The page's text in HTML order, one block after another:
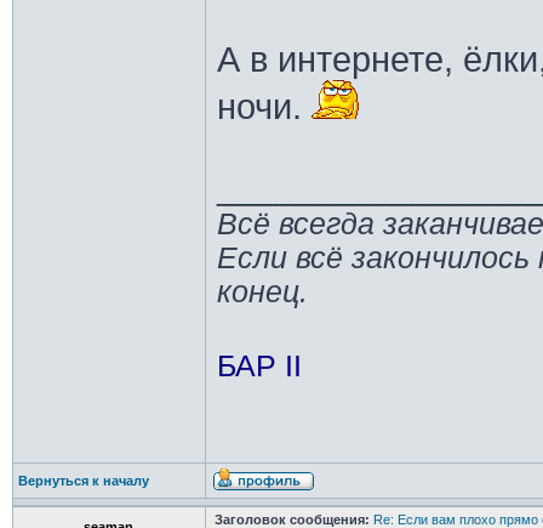
А в интернете,
ночи.
Всё всегда
Если всё
конец.
БАР II
Вернуться к началу
Заголовок сообщения: Re: Если вам плохо прямо